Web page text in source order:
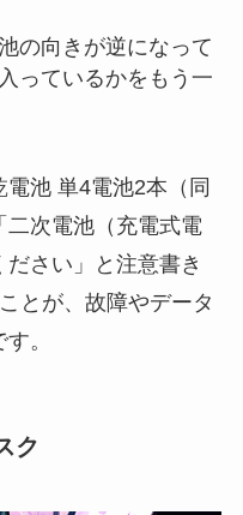
の向きが逆になって
っているかをもう一
池 単4電池2本（同
二次電池（充電式電
さい」と注意書き
とが、故障やデータ
。
ク